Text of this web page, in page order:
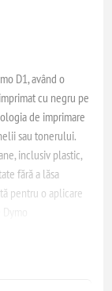
D1, având o
cu negru pe
de imprimare
sau tonerului.
inclusiv plastic,
fără a lăsa
pentru o aplicare